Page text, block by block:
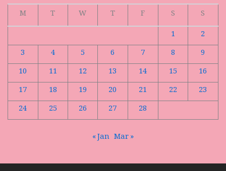
M
T W T F S
S
1
2
3
4 5 6 7 8
9
10
11 12 13 14 15
16
17
18 19 20 21 22
23
24
25 26 27 28
« Jan Mar »